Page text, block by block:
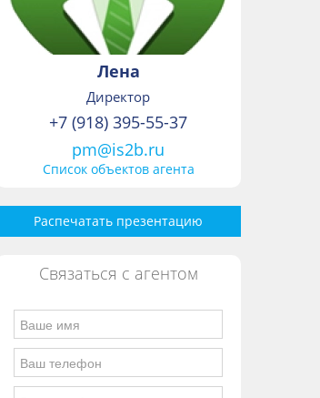
Лена
Директор
+7 (918) 395-55-37
pm@is2b.ru
Список объектов агента
Распечатать презентацию
Связаться с агентом